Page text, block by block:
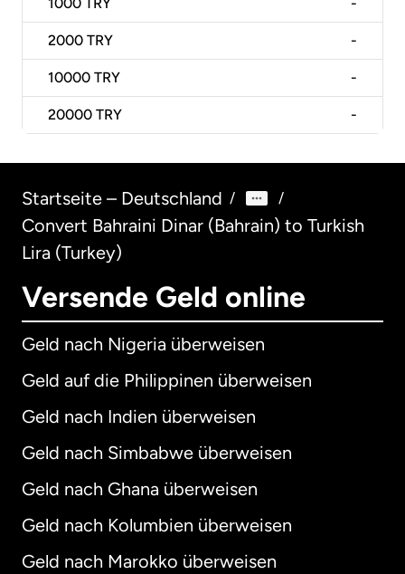
1000 TRY -
2000 TRY -
10000 TRY -
20000 TRY -
Startseite – Deutschland / /
Convert Bahraini Dinar (Bahrain) to Turkish
Lira (Turkey)
Versende Geld online
Geld nach Nigeria überweisen
Geld auf die Philippinen überweisen
Geld nach Indien überweisen
Geld nach Simbabwe überweisen
Geld nach Ghana überweisen
Geld nach Kolumbien überweisen
Geld nach Marokko überweisen